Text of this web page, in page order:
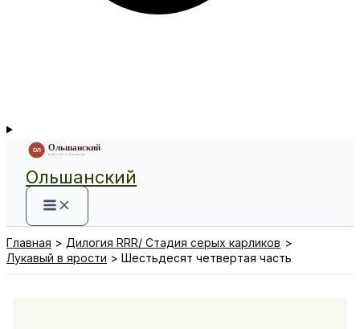
Ольшанский
Главная
Дилогия RRR/ Стадия серых карликов
Лукавый в ярости
Шестьдесят четвертая часть